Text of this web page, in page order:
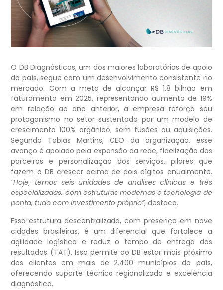
O DB Diagnósticos, um dos maiores laboratórios de apoio
do país, segue com um desenvolvimento consistente no
mercado. Com a meta de alcançar R$ 1,8 bilhão em
faturamento em 2025, representando aumento de 19%
em relação ao ano anterior, a empresa reforça seu
protagonismo no setor sustentada por um modelo de
crescimento 100% orgânico, sem fusões ou aquisições.
Segundo Tobias Martins, CEO da organização, esse
avanço é apoiado pela expansão da rede, fidelização dos
parceiros e personalização dos serviços, pilares que
fazem o DB crescer acima de dois dígitos anualmente.
“Hoje, temos seis unidades de análises clínicas e três
especializadas, com estruturas modernas e tecnologia de
ponta, tudo com investimento próprio”, destaca.
Essa estrutura descentralizada, com presença em nove
cidades brasileiras, é um diferencial que fortalece a
agilidade logística e reduz o tempo de entrega dos
resultados (TAT). Isso permite ao DB estar mais próximo
dos clientes em mais de 2.400 municípios do país,
oferecendo suporte técnico regionalizado e excelência
diagnóstica.